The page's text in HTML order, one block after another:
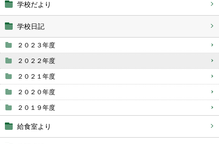
学校だより
学校日記
２０２３年度
２０２２年度
２０２１年度
２０２０年度
２０１９年度
給食室より